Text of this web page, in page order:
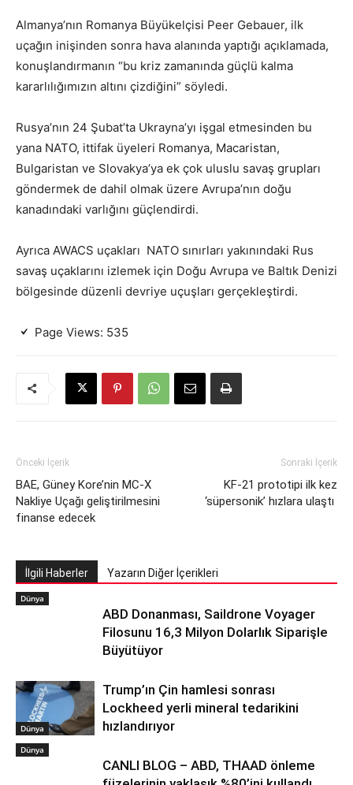
Almanya’nın Romanya Büyükelçisi Peer Gebauer, ilk
uçağın inişinden sonra hava alanında yaptığı açıklamada,
konuşlandırmanın “bu kriz zamanında güçlü kalma
kararlılığımızın altını çizdiğini” söyledi.
Rusya’nın 24 Şubat’ta Ukrayna’yı işgal etmesinden bu
yana NATO, ittifak üyeleri Romanya, Macaristan,
Bulgaristan ve Slovakya’ya ek çok uluslu savaş grupları
göndermek de dahil olmak üzere Avrupa’nın doğu
kanadındaki varlığını güçlendirdi.
Ayrıca AWACS uçakları NATO sınırları yakınındaki Rus
savaş uçaklarını izlemek için Doğu Avrupa ve Baltık Denizi
bölgesinde düzenli devriye uçuşları gerçekleştirdi.
Page Views: 535
Önceki İçerik
BAE, Güney Kore’nin MC-X
Nakliye Uçağı geliştirilmesini
finanse edecek
Sonraki İçerik
KF-21 prototipi ilk kez
‘süpersonik’ hızlara ulaştı
İlgili Haberler Yazarın Diğer İçerikleri
Dünya
ABD Donanması, Saildrone Voyager
Filosunu 16,3 Milyon Dolarlık Siparişle
Büyütüyor
Dünya
Trump’ın Çin hamlesi sonrası
Lockheed yerli mineral tedarikini
hızlandırıyor
Dünya
CANLI BLOG – ABD, THAAD önleme